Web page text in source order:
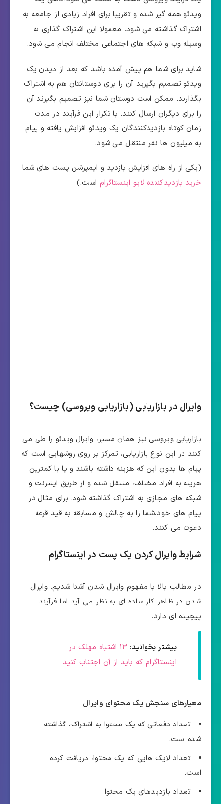
ویدئو همه گیر شده و تقریبا برای افراد زیادی از جامعه به
اشتراک گذاشته می شود. معمولا این اشتراک گذاری به
وسیله وب و شبکه های اجتماعی مختلف انجام می شود.
شاید برای شما هم پیش آمده باشد که بعد از دیدن یک
ویدئو تصمیم بگیرید آن را برای دوستانتان هم به اشتراک
بگذارید. ممکن است دوستان شما نیز تصمیم بگیرند آن
را برای دیگران ارسال کنند. با تکرار این فرآیند در مدت
زمان کوتاه بازدیدکنندگان یک ویدئو افزایش یافته و پیام
به میلیون ها نفر منتقل می شود.
(یکی از راه های افزایش بازدید و ایمپرشن پست های شما
خرید بازدیدکننده لایو اینستاگرام است.)
وایرال در بازاریابی (بازاریابی ویروسی) چیست؟
بازاریابی ویروسی نیز همان مسیر، وایرال ویدئو را طی می
کنند در این نوع بازاریابی، تمرکز بر روی روشهایی است که
پیام ها بدون این که هزینه داشته باشند و یا با کمترین
هزینه به افراد مختلف، منتقل شده و از طریق اینترنت و
شبکه های مجازی به اشتراک گذاشته شود. برای مثال در
پیام های خود،شما را به چالش و مسابقه به قید قرعه
دعوت می کنند.
شرایط وایرال کردن یک پست در اینستاگرام
در مطالب بالا با مفهوم وایرال شدن آشنا شدیم. وایرال
شدن در ظاهر کار ساده ای به نظر می آید اما فرآیند
پیچیده ای دارد.
بیشتر بخوانید:
۱۳ اشتباه مهلک در
اینستاگرام که باید از آن اجتناب کنید
معیارهای سنجش یک محتوای وایرال
تعداد دفعاتی که یک محتوا به اشتراک، گذاشته
شده است.
تعداد لایک هایی که یک محتوا، دریافت کرده
است.
تعداد بازدیدهای یک محتوا